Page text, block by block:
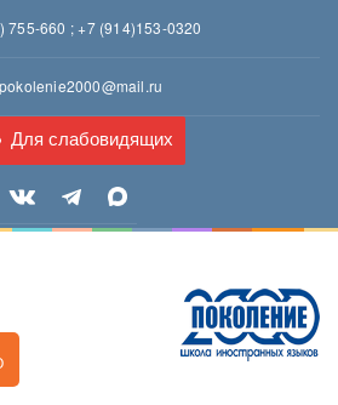
755-660 ;+7 (914)153-0320
pokolenie2000@mail.ru
Для слабовидящих